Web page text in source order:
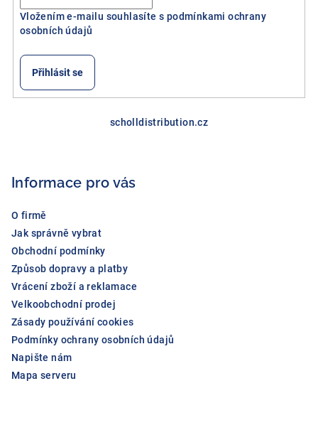
Vložením e-mailu souhlasíte s podmínkami ochrany
osobních údajů
Přihlásit se
scholldistribution.cz
Informace pro vás
O firmě
Jak správně vybrat
Obchodní podmínky
Způsob dopravy a platby
Vrácení zboží a reklamace
Velkoobchodní prodej
Zásady používání cookies
Podmínky ochrany osobních údajů
Napište nám
Mapa serveru